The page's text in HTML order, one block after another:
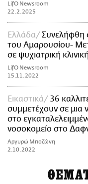
LifO Newsroom
22.2.2025
Ελλάδα
Συνελήφθη
του Αμαρουσίου-
σε ψυχιατρική κλινική
LifO Newsroom
15.11.2022
Εικαστικά
36
συμμετέχουν σε μια
στο
νοσοκομείο στο
Αργυρώ Μποζώνη
2.10.2022